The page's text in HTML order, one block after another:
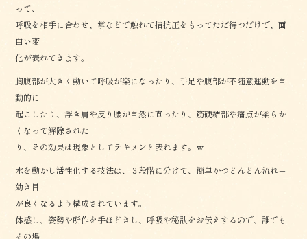
って、
呼吸を相手に合わせ、掌などで触れて拮抗圧をもってただ待つだけで、面
白い変
化が表れてきます。
胸腹部が大きく動いて呼吸が楽になったり、手足や腹部が不随意運動を自
動的に
起こしたり、浮き肩や反り腰が自然に直ったり、筋硬結部や痛点が柔らか
くなって解除された
り、その効果は現象としてテキメンと表れます。ｗ
水を動かし活性化する技法は、３段階に分けて、簡単かつどんどん流れ＝
効き目
が良くなるよう構成されています。
体感し、姿勢や所作を手ほどきし、呼吸や秘訣をお伝えするので、誰でも
その場